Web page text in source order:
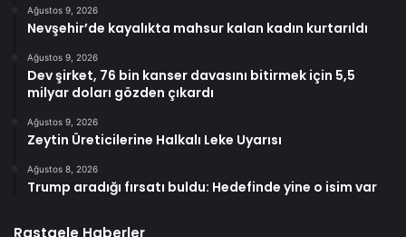
Ağustos 9, 2026
Nevşehir’de kayalıkta mahsur kalan kadın kurtarıldı
Ağustos 9, 2026
Dev şirket, 76 bin kanser davasını bitirmek için 5,5
milyar doları gözden çıkardı
Ağustos 9, 2026
Zeytin Üreticilerine Halkalı Leke Uyarısı
Ağustos 8, 2026
Trump aradığı fırsatı buldu: Hedefinde yine o isim var
Rastgele Haberler